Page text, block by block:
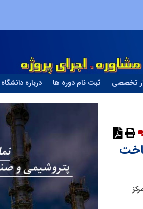
تخصصی ثبت نام دوره ها درباره دانشگاه
ساخت
۱۶ تا ۱۸ دی در مرکز